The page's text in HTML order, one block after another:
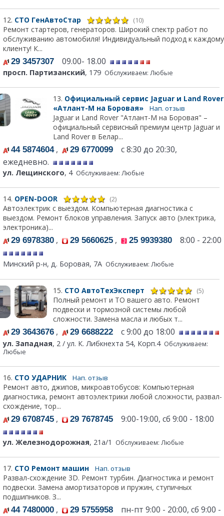
12. СТО ГенАвтоСтар (10)
Ремонт стартеров, генераторов. Широкий спектр работ по
обслуживанию автомобиля! Индивидуальный подход к каждому
клиенту! К...
29 3457307 09.00- 18.00
просп. Партизанский, 179 Обслуживаем: Любые
13. Официальный сервис Jaguar и Land Rover
«Атлант-М на Боровая»
Нап. отзыв
Jaguar и Land Rover "Атлант-М на Боровая" –
официальный сервисный премиум центр Jaguar и
Land Rover в Белар...
44 5874604, 29 6770099 с 8:30 до 20:30,
ежедневно.
ул. Лещинского, 4 Обслуживаем: Любые
14. OPEN-DOOR (2)
Автоэлектрик с выездом. Компьютерная диагностика с
выездом. Ремонт блоков управления. Запуск авто (электрика,
электроника)...
29 6978380 , 29 5660625 , 25 9939380 8:00 - 22:00
Минский р-н, д. Боровая, 7А Обслуживаем: Любые
15. СТО АвтоТехЭксперт (5)
Полный ремонт и ТО вашего авто. Ремонт
подвески и тормозной системы любой
сложности. Замена масла и любых т...
29 3643676 , 29 6688222 с 9:00 до 18:00
ул. Западная, 2 / ул. К. Либкнехта 54, Корп.4 Обслуживаем:
Любые
16. СТО УДАРНИК Нап. отзыв
Ремонт авто, джипов, микроавтобусов: Компьютерная
диагностика, ремонт автоэлектрики любой сложности, развал-
схождение, тор...
29 6708745 , 29 7678745 9:00-19:00, сб 9:00 - 18:00
ул. Железнодорожная, 21а/1 Обслуживаем: Любые
17. СТО Ремонт машин Нап. отзыв
Развал-схождение 3D. Ремонт турбин. Диагностика и ремонт
подвески. Замена амортизаторов и пружин, ступичных
подшипников. З...
44 7480000 , 29 5755958 пн-пт 9:00 - 20:00, сб 9:00 -